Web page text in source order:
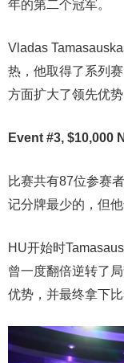
年的第二个冠军。
Vladas
热，他取得了系列
方面扩大了领先优势
Event #3, $10,000
比赛共有87位参赛
记分牌最少的，但他
HU开始时
曾一度翻倍逆转了
优势，并最终拿下比